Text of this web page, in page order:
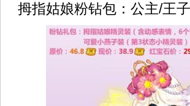
拇指姑娘粉钻包：公主/王子